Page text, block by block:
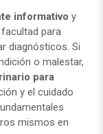
informativo y
para
diagnósticos. Si
o malestar,
para
y el cuidado
mismos en